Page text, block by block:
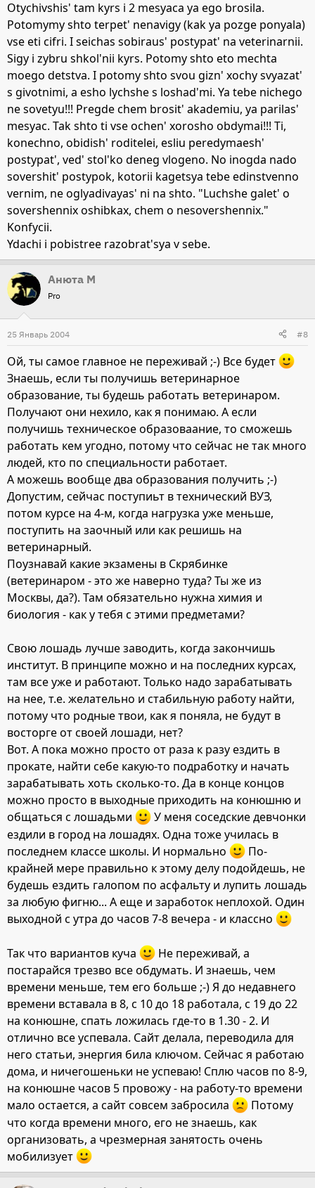
Otychivshis' tam kyrs i 2 mesyaca ya ego brosila.
Potomymy shto terpet' nenavigy (kak ya pozge ponyala)
vse eti cifri. I seichas sobiraus' postypat' na veterinarnii.
Sigy i zybru shkol'nii kyrs. Potomy shto eto mechta
moego detstva. I potomy shto svou gizn' xochy svyazat'
s givotnimi, a esho lychshe s loshad'mi. Ya tebe nichego
ne sovetyu!!! Pregde chem brosit' akademiu, ya parilas'
mesyac. Tak shto ti vse ochen' xorosho obdymai!!! Ti,
konechno, obidish' roditelei, esliu peredymaesh'
postypat', ved' stol'ko deneg vlogeno. No inogda nado
sovershit' postypok, kotorii kagetsya tebe edinstvenno
vernim, ne oglyadivayas' ni na shto. "Luchshe galet' o
sovershennix oshibkax, chem o nesovershennix."
Konfycii.
Ydachi i pobistree razobrat'sya v sebe.
Анюта М
Pro
25 Январь 2004 #8
Ой, ты самое главное не переживай ;-) Все будет
Знаешь, если ты получишь ветеринарное
образование, ты будешь работать ветеринаром.
Получают они нехило, как я понимаю. А если
получишь техническое образоваание, то сможешь
работать кем угодно, потому что сейчас не так много
людей, кто по специальности работает.
А можешь вообще два образования получить ;-)
Допустим, сейчас поступиьт в технический ВУЗ,
потом курсе на 4-м, когда нагрузка уже меньше,
поступить на заочный или как решишь на
ветеринарный.
Поузнавай какие экзамены в Скрябинке
(ветеринаром - это же наверно туда? Ты же из
Москвы, да?). Там обязательно нужна химия и
биология - как у тебя с этими предметами?
Свою лошадь лучше заводить, когда закончишь
институт. В принципе можно и на последних курсах,
там все уже и работают. Только надо зарабатывать
на нее, т.е. желательно и стабильную работу найти,
потому что родные твои, как я поняла, не будут в
восторге от своей лошади, нет?
Вот. А пока можно просто от раза к разу ездить в
прокате, найти себе какую-то подработку и начать
зарабатывать хоть сколько-то. Да в конце концов
можно просто в выходные приходить на конюшню и
общаться с лошадьми
У меня соседские девчонки
ездили в город на лошадях. Одна тоже училась в
последнем классе школы. И нормально
По-
крайней мере правильно к этому делу подойдешь, не
будешь ездить галопом по асфальту и лупить лошадь
за любую фигню... А еще и заработок неплохой. Один
выходной с утра до часов 7-8 вечера - и классно
Так что вариантов куча
Не переживай, а
постарайся трезво все обдумать. И знаешь, чем
времени меньше, тем его больше ;-) Я до недавнего
времени вставала в 8, с 10 до 18 работала, с 19 до 22
на конюшне, спать ложилась где-то в 1.30 - 2. И
отлично все успевала. Сайт делала, переводила для
него статьи, энергия била ключом. Сейчас я работаю
дома, и ничегошеньки не успеваю! Сплю часов по 8-9,
на конюшне часов 5 провожу - на работу-то времени
мало остается, а сайт совсем забросила
Потому
что когда времени много, его не знаешь, как
организовать, а чрезмерная занятость очень
мобилизует